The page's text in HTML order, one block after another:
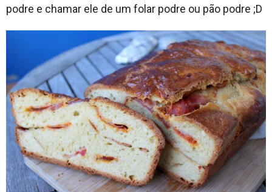
podre e chamar ele de um folar podre ou pão podre ;D